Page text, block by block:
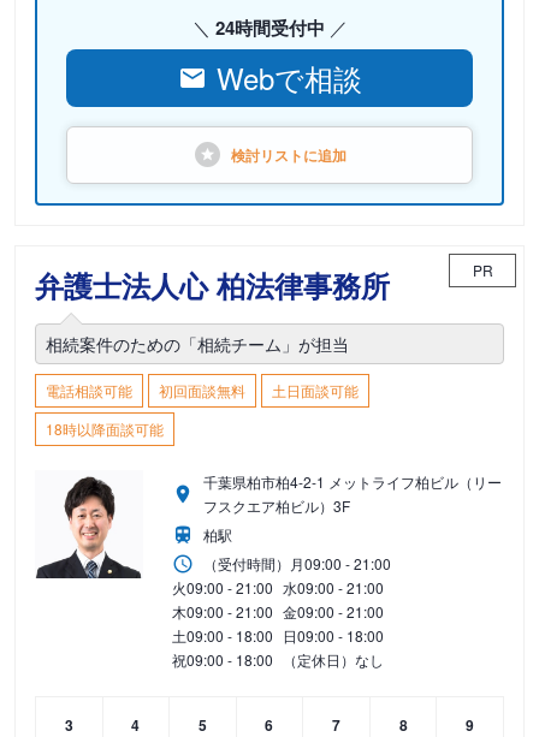
24時間受付中
Webで相談
検討リストに追加
弁護士法人心 柏法律事務所 PR
相続案件のための「相続チーム」が担当
電話相談可能 初回面談無料
土日面談可能
18時以降面談可能
千葉県柏市柏4-2-1 メットライフ柏ビル（リー
フスクエア柏ビル）3F
柏駅
（受付時間） 月09:00 - 21:00
火09:00 - 21:00 水09:00 - 21:00
木09:00 - 21:00 金09:00 - 21:00
土09:00 - 18:00 日09:00 - 18:00
祝09:00 - 18:00 （定休日）なし
3
4
5
6
7
8
9